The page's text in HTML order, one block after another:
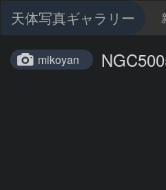
天体写真ギャラリー
mikoyan